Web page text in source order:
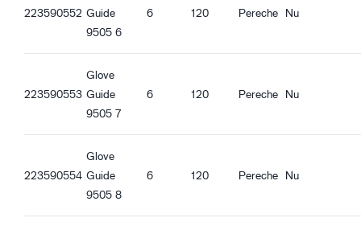
Caracteristici calitate
Aprobată pentru utilizarea cu alimente - Toate tipurile de
alimente
Caracteristici ergonomice
Potrivire mulată
Respirabil
Palmă hidrofugă
Suprafața palmei oleofobă
223590552 Guide
9505 6
6 120 Pereche Nu
223590553
Glove
Guide
9505 7
6 120 Pereche Nu
223590554
Glove
Guide
9505 8
6 120 Pereche Nu